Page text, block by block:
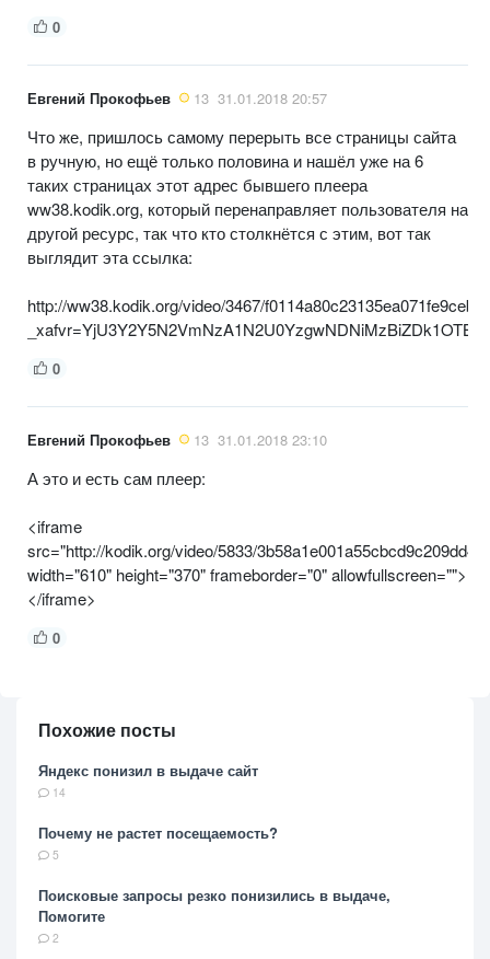
0
Евгений Прокофьев 13 31.01.2018 20:57
Что же, пришлось самому перерыть все страницы сайта
в ручную, но ещё только половина и нашёл уже на 6
таких страницах этот адрес бывшего плеера
ww38.kodik.org, который перенаправляет пользователя на
другой ресурс, так что кто столкнётся с этим, вот так
выглядит эта ссылка:
http://ww38.kodik.org/video/3467/
0
Евгений Прокофьев 13 31.01.2018 23:10
А это и есть сам плеер:
<iframe
src="http://kodik.org/video/5833/
width="610" height="370" frameborder="0" allowfullscreen="">
</iframe>
0
Похожие посты
Яндекс понизил в выдаче сайт
14
Почему не растет посещаемость?
5
Поисковые запросы резко понизились в выдаче,
Помогите
2